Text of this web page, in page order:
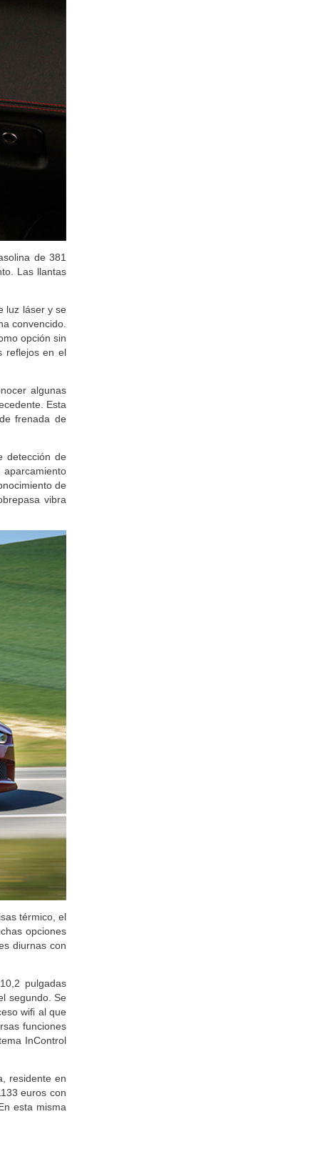
de 381
Las llantas
luz láser y se
convencido.
opción sin
reflejos en el
algunas
Esta
frenada de
detección de
de
vibra
térmico, el
opciones
diurnas con
pulgadas
segundo. Se
wifi al que
funciones
InControl
residente en
euros con
esta misma